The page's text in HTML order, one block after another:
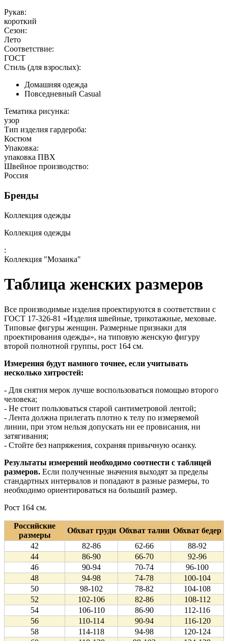
Рукав:
короткий
Сезон:
Лето
Соответствие:
ГОСТ
Стиль (для взрослых):
Домашняя одежда
Повседневный Casual
Тематика рисунка:
узор
Тип изделия гардероба:
Костюм
Упаковка:
упаковка ПВХ
Швейное производство:
Россия
Бренды
Коллекция одежды
Коллекция одежды
:
Коллекция "Мозаика"
Таблица женских размеров
Все производимые изделия проектируются в соответствии с
ГОСТ 17-326-81 «Изделия швейные, трикотажные, меховые.
Типовые фигуры женщин. Размерные признаки для
проектирования одежды», на типовую женскую фигуру
второй полнотной группы, рост 164 см.
Измерения будут намного точнее, если учитывать
несколько хитростей:
- Для снятия мерок лучше воспользоваться помощью второго
человека;
- Не стоит пользоваться старой сантиметровой лентой;
- Лента должна прилегать плотно к телу по измеряемой
линии, при этом нельзя допускать ни ее провисания, ни
затягивания;
- Стойте без напряжения, сохраняя привычную осанку.
Результаты измерений необходимо соотнести с таблицей
размеров. Если полученные значения выходят за пределы
стандартных интервалов и попадают в разные размеры, то
необходимо ориентироваться на больший размер.
Рост 164 см.
Российские
размеры
Обхват груди Обхват талии Обхват бедер
42
82-86 62-66
88-92
44
86-90 66-70
92-96
46
90-94 70-74
96-100
48
94-98 74-78
100-104
50
98-102 78-82
104-108
52
102-106 82-86
108-112
54
106-110 86-90
112-116
56
110-114 90-94
116-120
58
114-118 94-98
120-124